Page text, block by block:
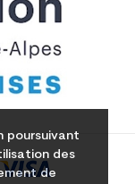
poursuivant
des
de